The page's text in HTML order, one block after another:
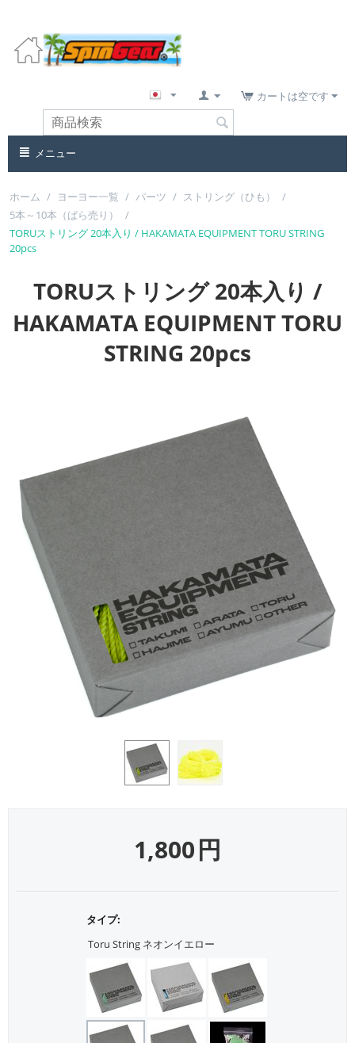
カートは空です
メニュー
ホーム / ヨーヨー一覧 / パーツ / ストリング（ひも）
/
5本～10本（ばら売り）
/
TORUストリング 20本入り / HAKAMATA EQUIPMENT TORU STRING
20pcs
TORUストリング 20本入り /
HAKAMATA EQUIPMENT TORU
STRING 20pcs
1,800円
タイプ:
Toru String ネオンイエロー